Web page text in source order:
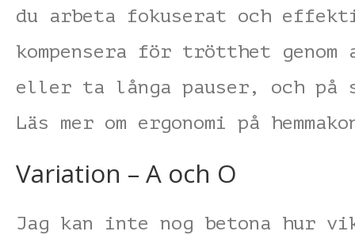
du arbeta fokuserat och
kompensera för trötthet
eller ta långa pauser, och på
Läs mer om ergonomi på
Variation – A och O
Jag kan inte nog betona hur